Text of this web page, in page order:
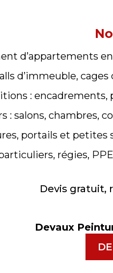
d’appartements
d’immeuble, cages
: encadrements,
: salons, chambres,
portails et petites
régies,
Devis gratuit,
Devaux